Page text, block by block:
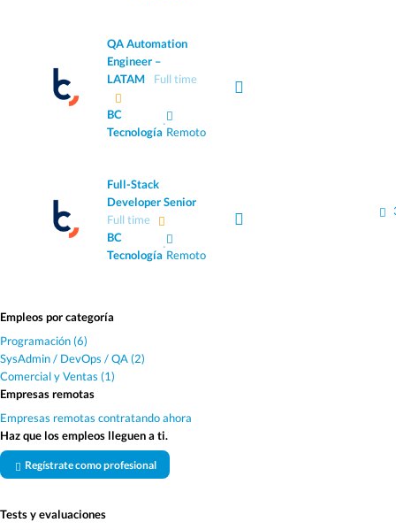
QA Automation
Engineer –
LATAM
Full time
BC
Tecnología
·
Remoto
Full-Stack
Developer Senior
Full time
BC
Tecnología
·
Remoto
Empleos por categoría
Programación (6)
SysAdmin / DevOps / QA (2)
Comercial y Ventas (1)
Empresas remotas
Empresas remotas contratando ahora
Haz que los empleos lleguen a ti.
Regístrate como profesional
Tests y evaluaciones